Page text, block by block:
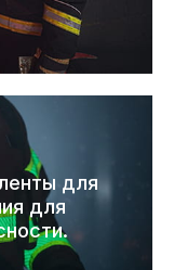
для
для